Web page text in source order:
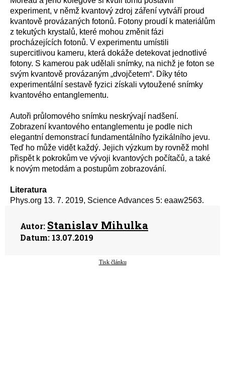
experiment, v němž kvantový zdroj záření vytváří proud
kvantově provázaných fotonů. Fotony proudí k materiálům
z tekutých krystalů, které mohou změnit fázi
procházejících fotonů. V experimentu umístili
supercitlivou kameru, která dokáže detekovat jednotlivé
fotony. S kamerou pak udělali snímky, na nichž je foton se
svým kvantově provázaným „dvojčetem“. Díky této
experimentální sestavě fyzici získali vytoužené snímky
kvantového entanglementu.
Autoři průlomového snímku neskrývají nadšení.
Zobrazení kvantového entanglementu je podle nich
elegantní demonstrací fundamentálního fyzikálního jevu.
Teď ho může vidět každý. Jejich výzkum by rovněž mohl
přispět k pokrokům ve vývoji kvantových počítačů, a také
k novým metodám a postupům zobrazování.
Literatura
Phys.org 13. 7. 2019, Science Advances 5: eaaw2563.
Autor: Stanislav Mihulka
Datum: 13.07.2019
Tisk článku